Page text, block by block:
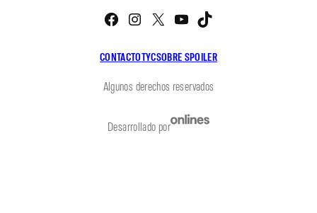
CONTACTOTYCSOBRE SPOILER
Facebook
Instagram
X YouTube
Algunos derechos reservados
Desarrollado por